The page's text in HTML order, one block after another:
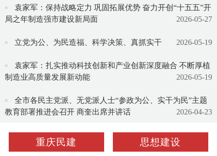
袁家军：保持战略定力 巩固拓展优势 奋力开创“十五五”开
局之年制造强市建设新局面
2026-05-27
立党为公、为民造福、科学决策、真抓实干 2026-05-19
袁家军：扎实推动科技创新和产业创新深度融合 不断厚植
制造业高质量发展新动能
2026-05-19
全市各民主党派、无党派人士“参政为公、实干为民”主题
教育部署推进会召开 商奎出席并讲话
2026-04-23
重庆民建 思想建设